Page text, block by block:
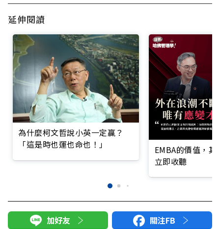
延伸閱讀
為什麼柯文哲說小英一定贏？
「這是時也運也命也！」
EMBA的價值，
立即收聽
加好友 關注FB